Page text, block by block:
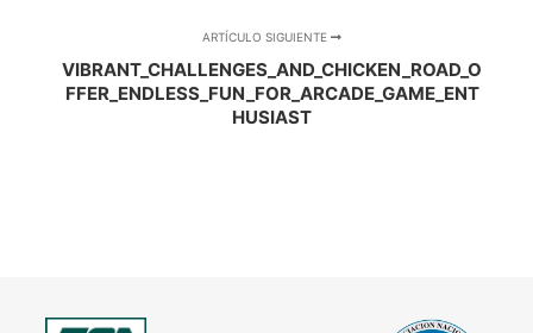
ARTÍCULO SIGUIENTE
VIBRANT_CHALLENGES_AND_CHICKEN_ROAD_O
FFER_ENDLESS_FUN_FOR_ARCADE_GAME_ENT
HUSIAST